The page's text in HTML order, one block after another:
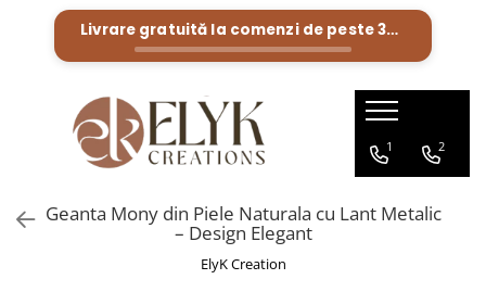
Portofele barbati
Bratari Piele
Genti femei
Portofele femei
Livrare gratuită la comenzi de peste300 Lei
1 2
Geanta Mony din Piele Naturala cu Lant Metalic
– Design Elegant
ElyK Creation